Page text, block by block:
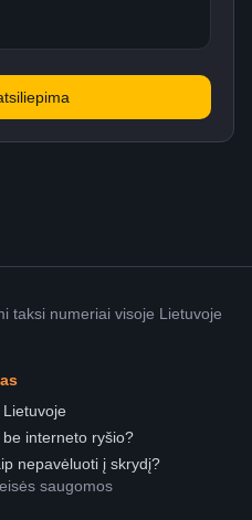
taksi numeriai visoje Lietuvoje
interneto ryšio?
nepavėluoti į skrydį?
saugomos